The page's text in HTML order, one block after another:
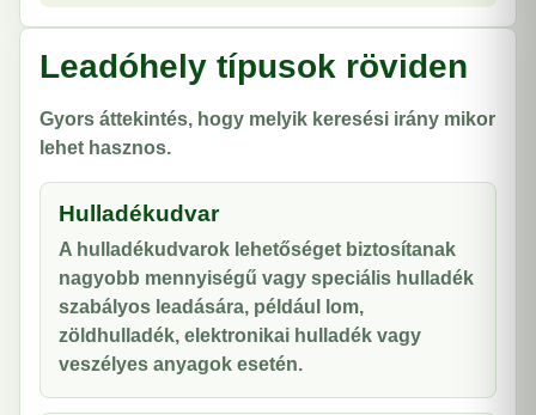
Leadóhely típusok röviden
Gyors áttekintés, hogy melyik keresési irány mikor
lehet hasznos.
Hulladékudvar
A hulladékudvarok lehetőséget biztosítanak
nagyobb mennyiségű vagy speciális hulladék
szabályos leadására, például lom,
zöldhulladék, elektronikai hulladék vagy
veszélyes anyagok esetén.